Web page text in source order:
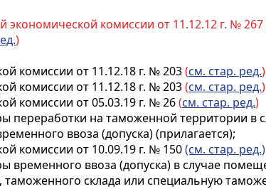
экономической комиссии от 11.12.12 г. № 267
)
комиссии от 11.12.18 г. № 203(см. стар. ред.)
комиссии от 11.12.18 г. № 203(см. стар. ред.)
комиссии от 05.03.19 г. № 26(см. стар. ред.)
переработки на таможенной территории в
ввоза (допуска) (прилагается);
комиссии от 10.09.19 г. № 150(см. стар. ред.)
ввоза (допуска) в случае
склада или специальную